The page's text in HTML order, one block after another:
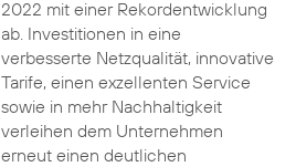
2022 mit einer Rekordentwicklung
ab. Investitionen in eine
verbesserte Netzqualität, innovative
Tarife, einen exzellenten Service
sowie in mehr Nachhaltigkeit
verleihen dem Unternehmen
erneut einen deutlichen